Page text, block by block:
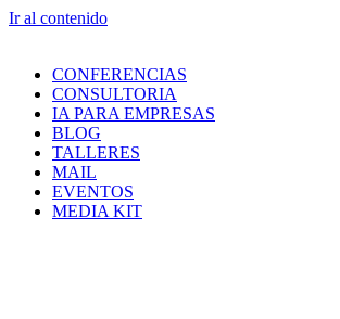
Ir al contenido
CONFERENCIAS
CONSULTORIA
IA PARA EMPRESAS
BLOG
TALLERES
MAIL
EVENTOS
MEDIA KIT